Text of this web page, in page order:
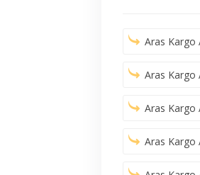
Aras Kargo
Aras Kargo
Aras Kargo
Aras Kargo